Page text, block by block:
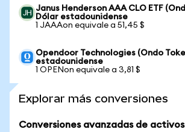
Janus Henderson AAA CLO ETF
Dólar estadounidense
1 JAAAon equivale a 51,45 $
Opendoor Technologies (Ondo
estadounidense
1 OPENon equivale a 3,81 $
Explorar más conversiones
Conversiones avanzadas de activos